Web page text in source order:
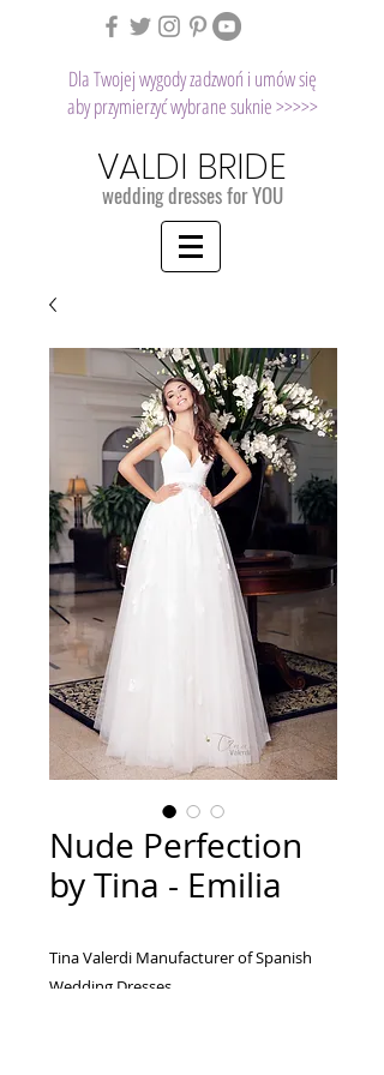
Dla Twojej wygody zadzwoń i umów się
aby przymierzyć wybrane suknie >>>>>
VALDI BRIDE
wedding dresses for YOU
Nude Perfection
by Tina - Emilia
Tina Valerdi Manufacturer of Spanish
Wedding Dresses...